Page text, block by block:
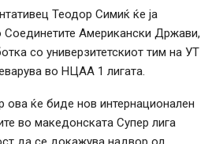
Теодор Симиќ ќе ја
Соединетите Американски Држави,
со универзитетскиот тим на УТ
во НЦАА 1 лигата.
ова ќе биде нов интернационален
во македонската Супер лига